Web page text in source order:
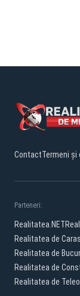
ContactTermeni și
Parteneri:
Realitatea.NET
Realitatea de
Realitatea de
Realitatea de
Realitatea de